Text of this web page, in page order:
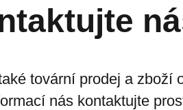
tovární prodej a zboží
nás kontaktujte